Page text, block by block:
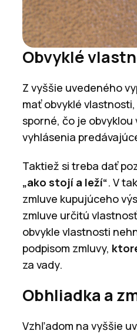
Obvyklé
Z vyššie uvedeného
mať obvyklé
sporné, čo je
vyhlásenia
Taktiež si treba dať
„ako stojí a leží“. V
zmluve kupujúceho
zmluve určitú
obvykle vlastnosti
podpisom zmluvy,
za vady.
Obhliadka a
Vzhľadom na vyššie